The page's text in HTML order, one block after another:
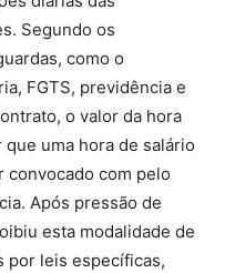
Segundo os
como o
FGTS, previdência e
o valor da hora
uma hora de salário
convocado com pelo
Após pressão de
esta modalidade de
por leis específicas,